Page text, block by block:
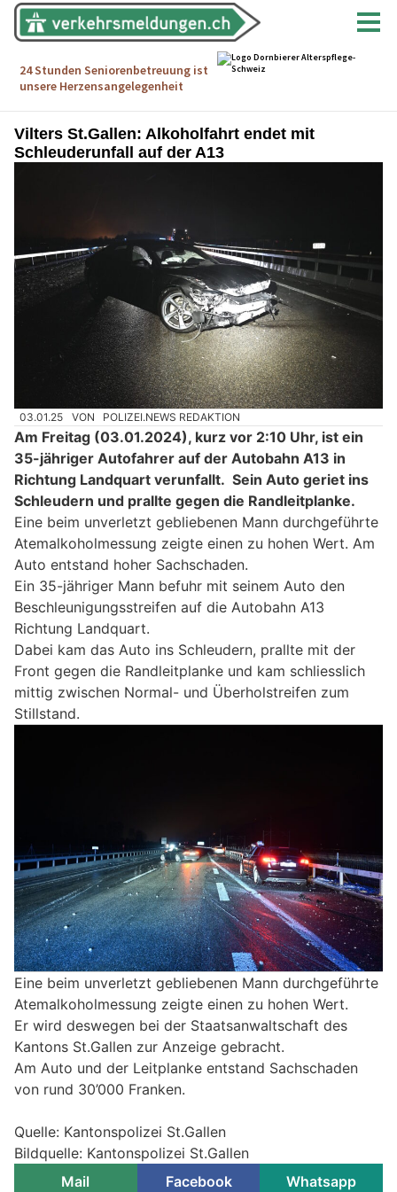
Vilters St.Gallen: Alkoholfahrt endet mit
Schleuderunfall auf der A13
03.01.25 VON POLIZEI.NEWS REDAKTION
Am Freitag (03.01.2024), kurz vor 2:10 Uhr, ist ein
35-jähriger Autofahrer auf der Autobahn A13 in
Richtung Landquart verunfallt. Sein Auto geriet ins
Schleudern und prallte gegen die Randleitplanke.
Eine beim unverletzt gebliebenen Mann durchgeführte
Atemalkoholmessung zeigte einen zu hohen Wert. Am
Auto entstand hoher Sachschaden.
Ein 35-jähriger Mann befuhr mit seinem Auto den
Beschleunigungsstreifen auf die Autobahn A13
Richtung Landquart.
Dabei kam das Auto ins Schleudern, prallte mit der
Front gegen die Randleitplanke und kam schliesslich
mittig zwischen Normal- und Überholstreifen zum
Stillstand.
Eine beim unverletzt gebliebenen Mann durchgeführte
Atemalkoholmessung zeigte einen zu hohen Wert.
Er wird deswegen bei der Staatsanwaltschaft des
Kantons St.Gallen zur Anzeige gebracht.
Am Auto und der Leitplanke entstand Sachschaden
von rund 30’000 Franken.
Quelle: Kantonspolizei St.Gallen
Bildquelle: Kantonspolizei St.Gallen
Mail
Facebook Whatsapp